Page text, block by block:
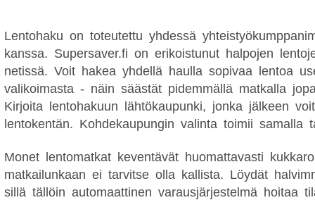
Lentohaku on toteutettu yhdessä
kanssa. Supersaver.fi on erikoistunut halpojen
netissä. Voit hakea yhdellä haulla sopivaa lentoa
valikoimasta - näin säästät pidemmällä matkalla
Kirjoita lentohakuun lähtökaupunki, jonka jälkeen
lentokentän. Kohdekaupungin valinta toimii samalla
Monet lentomatkat keventävät huomattavasti
matkailunkaan ei tarvitse olla kallista. Löydät
sillä tällöin automaattinen varausjärjestelmä hoitaa